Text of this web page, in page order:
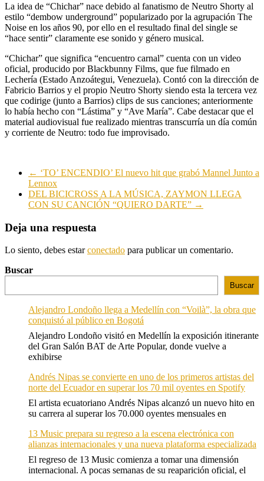
La idea de “Chichar” nace debido al fanatismo de Neutro Shorty al
estilo “dembow underground” popularizado por la agrupación The
Noise en los años 90, por ello en el resultado final del single se
“hace sentir” claramente ese sonido y género musical.
“Chichar” que significa “encuentro carnal” cuenta con un video
oficial, producido por Blackbunny Films, que fue filmado en
Lechería (Estado Anzoátegui, Venezuela). Contó con la dirección de
Fabricio Barrios y el propio Neutro Shorty siendo esta la tercera vez
que codirige (junto a Barrios) clips de sus canciones; anteriormente
lo había hecho con “Lástima” y “Ave María”. Cabe destacar que el
material audiovisual fue realizado mientras transcurría un día común
y corriente de Neutro: todo fue improvisado.
← ‘TO’ ENCENDIO’ El nuevo hit que grabó Mannel Junto a
Lennox
DEL BICICROSS A LA MÚSICA, ZAYMON LLEGA
CON SU CANCIÓN “QUIERO DARTE” →
Deja una respuesta
Lo siento, debes estarconectado para publicar un comentario.
Buscar
Buscar
Alejandro Londoño llega a Medellín con “Voilà”, la obra que
conquistó al público en Bogotá
Alejandro Londoño visitó en Medellín la exposición itinerante
del Gran Salón BAT de Arte Popular, donde vuelve a
exhibirse
Andrés Nipas se convierte en uno de los primeros artistas del
norte del Ecuador en superar los 70 mil oyentes en Spotify
El artista ecuatoriano Andrés Nipas alcanzó un nuevo hito en
su carrera al superar los 70.000 oyentes mensuales en
13 Music prepara su regreso a la escena electrónica con
alianzas internacionales y una nueva plataforma especializada
El regreso de 13 Music comienza a tomar una dimensión
internacional. A pocas semanas de su reaparición oficial, el